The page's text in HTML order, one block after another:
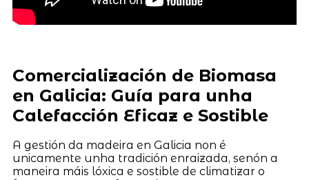
Comercialización de Biomasa
en Galicia: Guía para unha
Calefacción Eficaz e Sostible
A gestión da madeira en Galicia non é
unicamente unha tradición enraizada, senón a
maneira máis lóxica e sostible de climatizar o